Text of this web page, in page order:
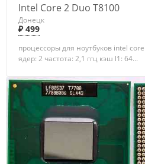
Intel Core 2 Duo T8100
Донецк
₽ 499
процессоры для ноутбуков intel
ядер: 2 частота: 2,1 ггц кэш l1: 64...